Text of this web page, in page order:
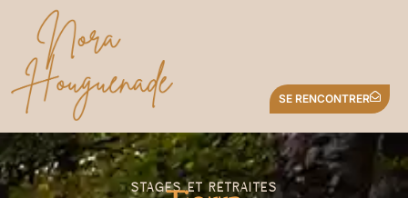
SE RENCONTRER
STAGES ET RETRAITES